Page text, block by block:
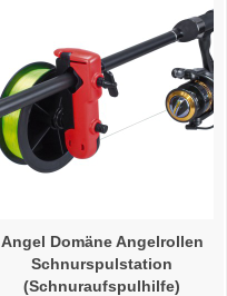
Angel Domäne Angelrollen
Schnurspulstation
(Schnuraufspulhilfe)